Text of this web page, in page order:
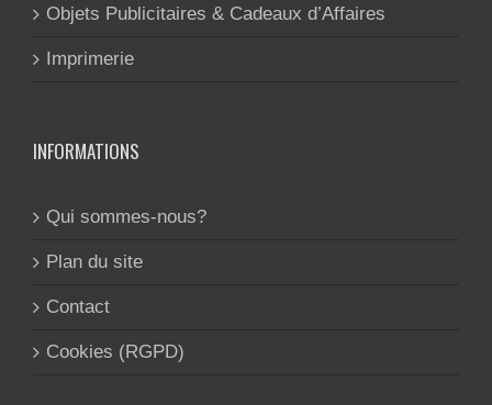
Objets Publicitaires & Cadeaux d’Affaires
Imprimerie
INFORMATIONS
Qui sommes-nous?
Plan du site
Contact
Cookies (RGPD)